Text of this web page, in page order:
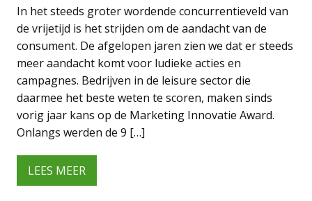
In het steeds groter wordende concurrentieveld van
de vrijetijd is het strijden om de aandacht van de
consument. De afgelopen jaren zien we dat er steeds
meer aandacht komt voor ludieke acties en
campagnes. Bedrijven in de leisure sector die
daarmee het beste weten te scoren, maken sinds
vorig jaar kans op de Marketing Innovatie Award.
Onlangs werden de 9 […]
LEES MEER